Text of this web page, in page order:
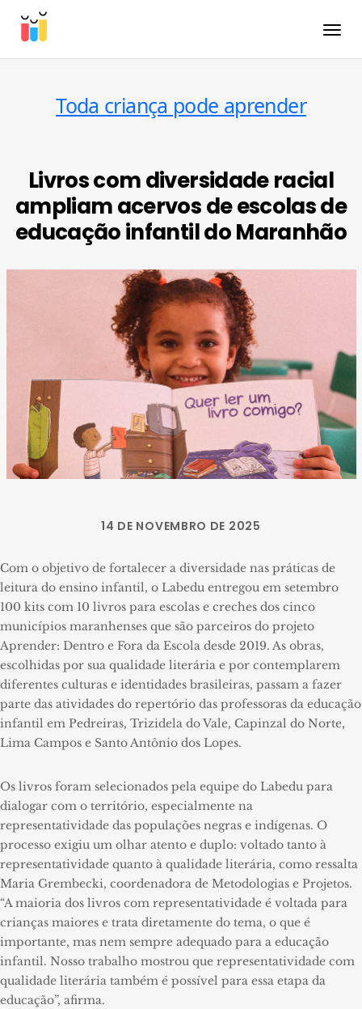
Toda criança pode aprender
Livros com diversidade racial
ampliam acervos de escolas de
educação infantil do Maranhão
14 DE NOVEMBRO DE 2025
Com o objetivo de fortalecer a diversidade nas práticas de
leitura do ensino infantil, o Labedu entregou em setembro
100 kits com 10 livros para escolas e creches dos cinco
municípios maranhenses que são parceiros do projeto
Aprender: Dentro e Fora da Escola desde 2019. As obras,
escolhidas por sua qualidade literária e por contemplarem
diferentes culturas e identidades brasileiras, passam a fazer
parte das atividades do repertório das professoras da educação
infantil em Pedreiras, Trizidela do Vale, Capinzal do Norte,
Lima Campos e Santo Antônio dos Lopes.
Os livros foram selecionados pela equipe do Labedu para
dialogar com o território, especialmente na
representatividade das populações negras e indígenas. O
processo exigiu um olhar atento e duplo: voltado tanto à
representatividade quanto à qualidade literária, como ressalta
Maria Grembecki, coordenadora de Metodologias e Projetos.
“A maioria dos livros com representatividade é voltada para
crianças maiores e trata diretamente do tema, o que é
importante, mas nem sempre adequado para a educação
infantil. Nosso trabalho mostrou que representatividade com
qualidade literária também é possível para essa etapa da
educação”, afirma.